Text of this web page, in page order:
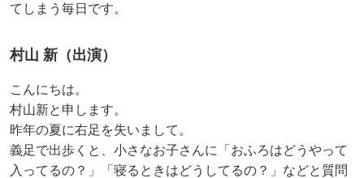
てしまう毎日です。
村山 新（出演）
こんにちは。
村山新と申します。
昨年の夏に右足を失いまして。
義足で出歩くと、小さなお子さんに「おふろはどうやって
入ってるの？」「寝るときはどうしてるの？」などと質問